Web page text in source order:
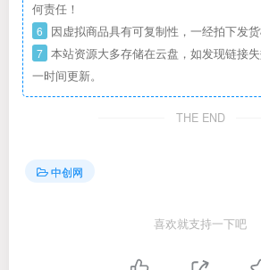
何责任！
6 因虚拟商品具有可复制性，一经拍下发货
7 本站资源大多存储在云盘，如发现链接
一时间更新。
THE END
中创网
喜欢就支持一下吧